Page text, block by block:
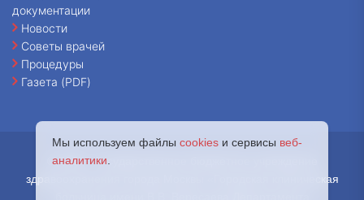
документации
Новости
Советы врачей
Процедуры
Газета (PDF)
© 2026 - Государственное бюджетное учреждение
здравоохранения города Москвы «Городская клиническая
Мы используем файлы cookies и сервисы веб-
аналитики